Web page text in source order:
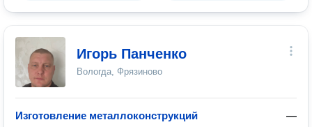
Игорь Панченко
Вологда, Фрязиново
Изготовление металлоконструкций —